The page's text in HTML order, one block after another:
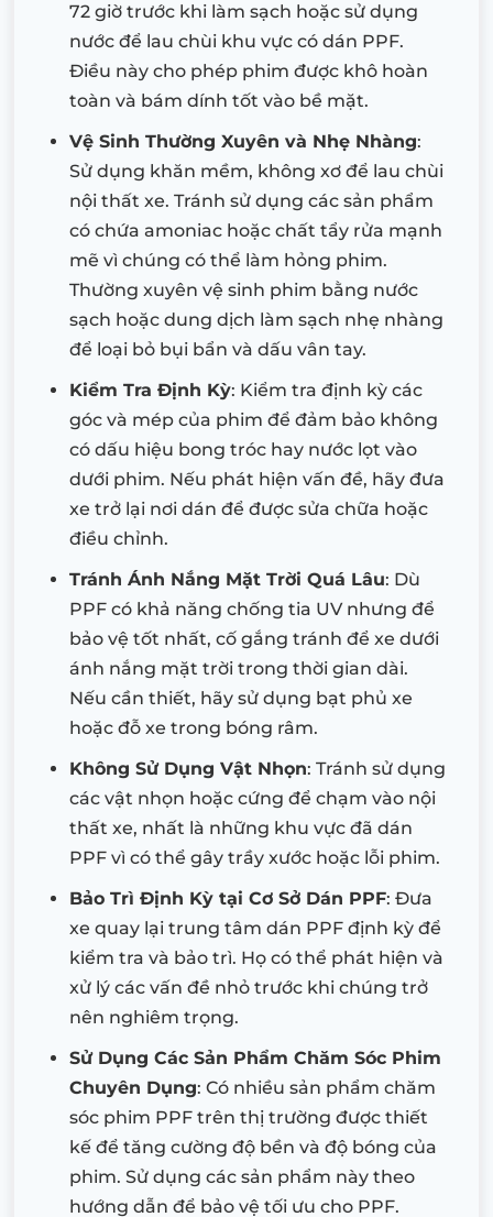
72 giờ trước khi làm sạch hoặc sử dụng
nước để lau chùi khu vực có dán PPF.
Điều này cho phép phim được khô hoàn
toàn và bám dính tốt vào bề mặt.
Vệ Sinh Thường Xuyên và Nhẹ Nhàng:
Sử dụng khăn mềm, không xơ để lau chùi
nội thất xe. Tránh sử dụng các sản phẩm
có chứa amoniac hoặc chất tẩy rửa mạnh
mẽ vì chúng có thể làm hỏng phim.
Thường xuyên vệ sinh phim bằng nước
sạch hoặc dung dịch làm sạch nhẹ nhàng
để loại bỏ bụi bẩn và dấu vân tay.
Kiểm Tra Định Kỳ: Kiểm tra định kỳ các
góc và mép của phim để đảm bảo không
có dấu hiệu bong tróc hay nước lọt vào
dưới phim. Nếu phát hiện vấn đề, hãy đưa
xe trở lại nơi dán để được sửa chữa hoặc
điều chỉnh.
Tránh Ánh Nắng Mặt Trời Quá Lâu: Dù
PPF có khả năng chống tia UV nhưng để
bảo vệ tốt nhất, cố gắng tránh để xe dưới
ánh nắng mặt trời trong thời gian dài.
Nếu cần thiết, hãy sử dụng bạt phủ xe
hoặc đỗ xe trong bóng râm.
Không Sử Dụng Vật Nhọn: Tránh sử dụng
các vật nhọn hoặc cứng để chạm vào nội
thất xe, nhất là những khu vực đã dán
PPF vì có thể gây trầy xước hoặc lỗi phim.
Bảo Trì Định Kỳ tại Cơ Sở Dán PPF: Đưa
xe quay lại trung tâm dán PPF định kỳ để
kiểm tra và bảo trì. Họ có thể phát hiện và
xử lý các vấn đề nhỏ trước khi chúng trở
nên nghiêm trọng.
Sử Dụng Các Sản Phẩm Chăm Sóc Phim
Chuyên Dụng: Có nhiều sản phẩm chăm
sóc phim PPF trên thị trường được thiết
kế để tăng cường độ bền và độ bóng của
phim. Sử dụng các sản phẩm này theo
hướng dẫn để bảo vệ tối ưu cho PPF.